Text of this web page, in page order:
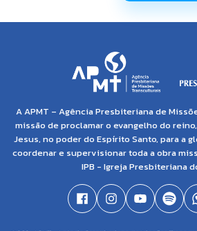
A APMT – Agência Presbiteriana de
missão de proclamar o evangelho do
Jesus, no poder do Espírito Santo, para a
coordenar e supervisionar toda a obra
IPB - Igreja Presbiteriana